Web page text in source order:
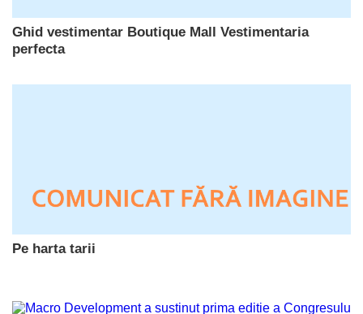
Ghid vestimentar Boutique Mall Vestimentaria
perfecta
Pe harta tarii